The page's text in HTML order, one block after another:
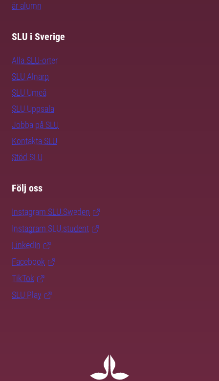
är alumn
SLU i Sverige
Alla SLU-orter
SLU Alnarp
SLU Umeå
SLU Uppsala
Jobba på SLU
Kontakta SLU
Stöd SLU
Följ oss
Instagram SLU.Sweden
Instagram SLU.student
LinkedIn
Facebook
TikTok
SLU Play